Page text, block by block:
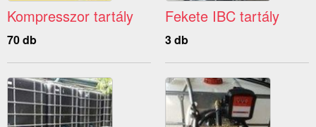
Kompresszor tartály
70 db
Fekete IBC tartály
3 db